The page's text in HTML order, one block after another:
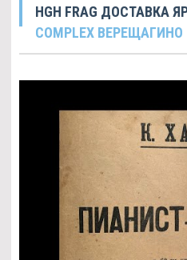
HGH FRAG ДОСТАВКА
COMPLEX ВЕРЕЩАГИНО